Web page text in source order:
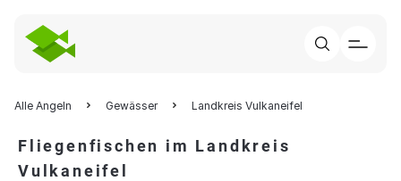
Alle Angeln Gewässer Landkreis Vulkaneifel
Fliegenfischen im Landkreis
Vulkaneifel